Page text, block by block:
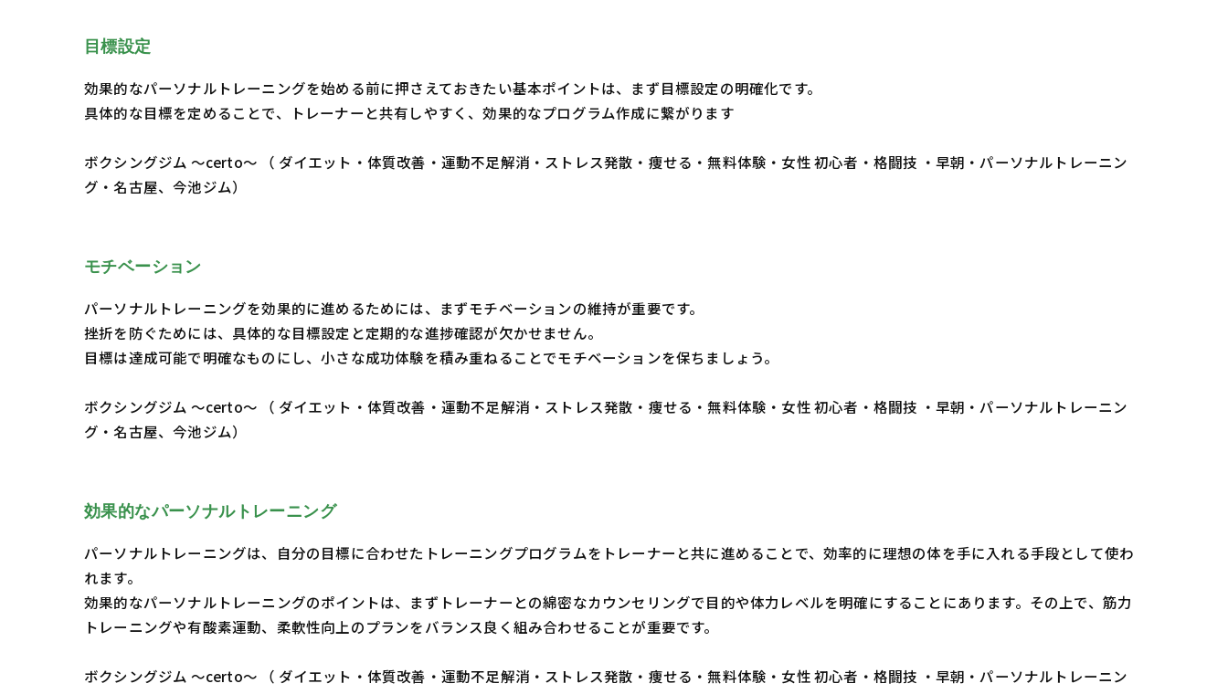
目標設定
効果的なパーソナルトレーニングを始める前に押さえておきたい基本ポイントは、まず目標設定の明確化です。
具体的な目標を定めることで、トレーナーと共有しやすく、効果的なプログラム作成に繋がります
ボクシングジム ～certo～ （ ダイエット・体質改善・運動不足解消・ストレス発散・痩せる・無料体験・女性 初心者・格闘技 ・早朝・パーソナルトレーニン
グ・名古屋、今池ジム）
モチベーション
パーソナルトレーニングを効果的に進めるためには、まずモチベーションの維持が重要です。
挫折を防ぐためには、具体的な目標設定と定期的な進捗確認が欠かせません。
目標は達成可能で明確なものにし、小さな成功体験を積み重ねることでモチベーションを保ちましょう。
ボクシングジム ～certo～ （ ダイエット・体質改善・運動不足解消・ストレス発散・痩せる・無料体験・女性 初心者・格闘技 ・早朝・パーソナルトレーニン
グ・名古屋、今池ジム）
効果的なパーソナルトレーニング
パーソナルトレーニングは、自分の目標に合わせたトレーニングプログラムをトレーナーと共に進めることで、効率的に理想の体を手に入れる手段として使わ
れます。
効果的なパーソナルトレーニングのポイントは、まずトレーナーとの綿密なカウンセリングで目的や体力レベルを明確にすることにあります。その上で、筋力
トレーニングや有酸素運動、柔軟性向上のプランをバランス良く組み合わせることが重要です。
ボクシングジム ～certo～ （ ダイエット・体質改善・運動不足解消・ストレス発散・痩せる・無料体験・女性 初心者・格闘技 ・早朝・パーソナルトレーニン